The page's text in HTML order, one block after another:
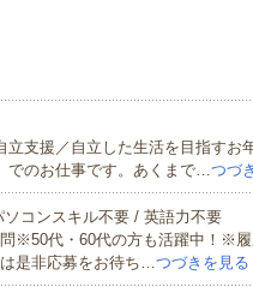
立支援／自立した生活を目指すお
でのお仕事です。あくまで…つづ
コンスキル不要 / 英語力不要
※50代・60代の方も活躍中！※
是非応募をお待ち…つづきを見る